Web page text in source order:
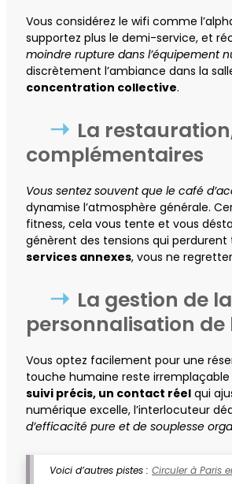
Vous considérez le wifi comme
supportez plus le demi-service, et
moindre rupture dans l’équipement
discrètement l’ambiance dans la
concentration collective.
La
complémentaires
Vous sentez souvent que le café
dynamise l’atmosphère générale.
fitness, cela vous tente et vous
génèrent des tensions qui perdurent
services annexes, vous ne
La gestion de
personnalisation de
Vous optez facilement pour une
touche humaine reste
suivi précis, un contact réel qui
numérique excelle, l’interlocuteur
d’efficacité pure et de souplesse
Voici d’autres pistes : Circuler à Paris